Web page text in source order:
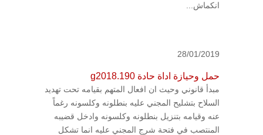
انكماش...
28/01/2019
حمل وحيازة اداة حادة g2018.190
مبدأ قانوني وحيث ان افعال المتهم بقيامه تحت تهديد
السلاح بتشليح المجني عليه بنطلونه وكلسونه رغماً
عنه وقيامه بتنزيل بنطلونه وكلسونه وادخل قضيبه
المنتصب في فتحة شرج المجني عليه انما تشكل